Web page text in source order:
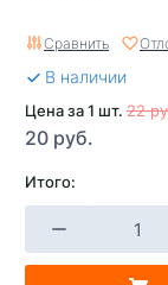
Сравнить
В наличии
Цена за 1 шт. 22
20 руб.
Итого: